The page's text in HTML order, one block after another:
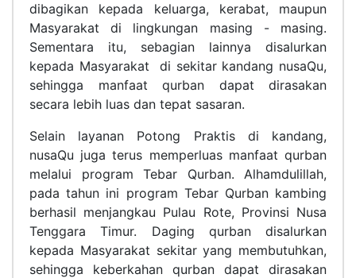
dibagikan kepada keluarga, kerabat, maupun
Masyarakat di lingkungan masing - masing.
Sementara itu, sebagian lainnya disalurkan
kepada Masyarakat
di sekitar kandang nusaQu,
sehingga manfaat qurban dapat dirasakan
secara lebih luas dan tepat sasaran.
Selain layanan Potong Praktis di kandang,
nusaQu juga terus memperluas manfaat qurban
melalui program Tebar Qurban. Alhamdulillah,
pada tahun ini program Tebar Qurban kambing
berhasil menjangkau Pulau Rote, Provinsi Nusa
Tenggara Timur. Daging qurban disalurkan
kepada Masyarakat sekitar yang membutuhkan,
sehingga keberkahan qurban dapat dirasakan